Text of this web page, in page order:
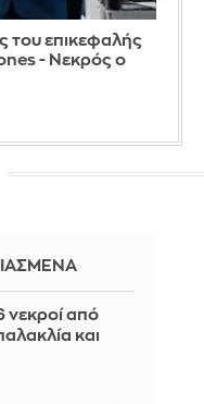
του επικεφαλής
- Νεκρός ο
νεκροί από
και